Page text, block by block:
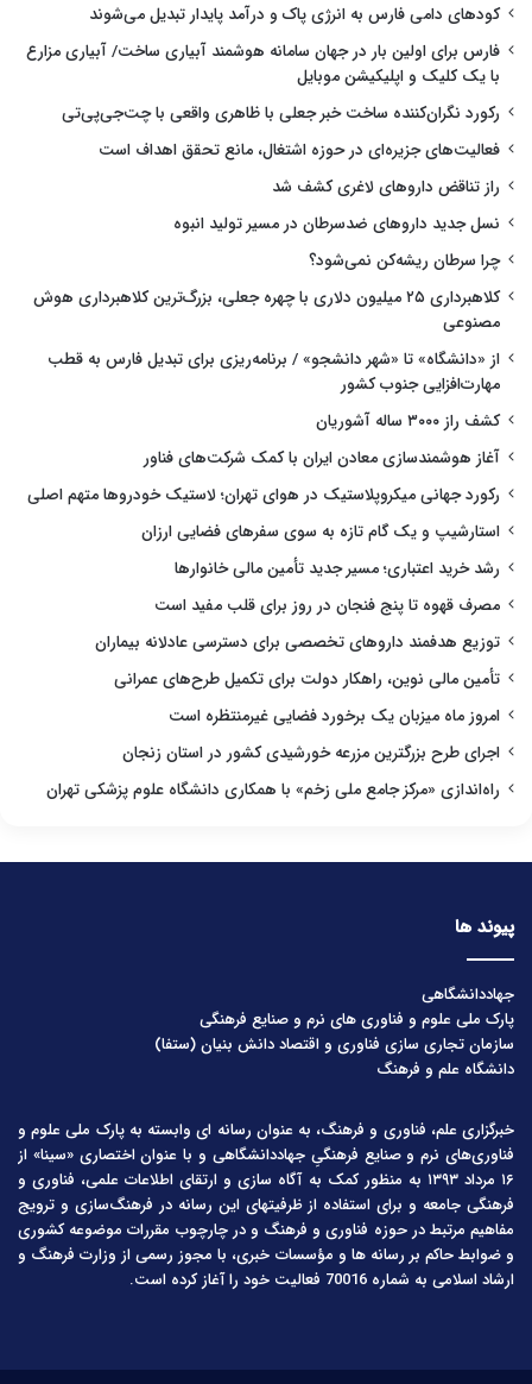
کودهای دامی فارس به انرژی پاک و درآمد پایدار تبدیل می‌شوند
فارس برای اولین بار در جهان سامانه هوشمند آبیاری ساخت/ آبیاری مزارع
با یک کلیک و اپلیکیشن موبایل
رکورد نگران‌کننده ساخت خبر جعلی با ظاهری واقعی با چت‌جی‌پی‌تی
فعالیت‌های جزیره‌ای در حوزه اشتغال، مانع تحقق اهداف است
راز تناقض داروهای لاغری کشف شد
نسل جدید داروهای ضدسرطان در مسیر تولید انبوه
چرا سرطان ریشه‌کن نمی‌شود؟
کلاهبرداری ۲۵ میلیون دلاری با چهره جعلی، بزرگ‌ترین کلاهبرداری هوش
مصنوعی
از «دانشگاه» تا «شهر دانشجو» / برنامه‌ریزی برای تبدیل فارس به قطب
مهارت‌افزایی جنوب کشور
کشف راز ۳۰۰۰ ساله آشوریان
آغاز هوشمندسازی معادن ایران با کمک شرکت‌های فناور
رکورد جهانی میکروپلاستیک در هوای تهران؛ لاستیک خودروها متهم اصلی
استارشیپ و یک گام تازه به سوی سفرهای فضایی ارزان
رشد خرید اعتباری؛ مسیر جدید تأمین مالی خانوارها
مصرف قهوه تا پنج فنجان در روز برای قلب مفید است
توزیع هدفمند داروهای تخصصی برای دسترسی عادلانه بیماران
تأمین مالی نوین، راهکار دولت برای تکمیل طرح‌های عمرانی
امروز ماه میزبان یک برخورد فضایی غیرمنتظره است
اجرای طرح بزرگترین مزرعه خورشیدی کشور در استان زنجان
راه‌اندازی «مرکز جامع ملی زخم» با همکاری دانشگاه علوم پزشکی تهران
پیوند ها
جهاددانشگاهی
پارک ملی علوم و فناوری های نرم و صنایع فرهنگی
سازمان تجاری سازی فناوری و اقتصاد دانش بنیان (ستفا)
دانشگاه علم و فرهنگ
خبرگزاری علم، فناوری و فرهنگ، به عنوان رسانه ای وابسته به پارک ملی علوم و
فناوری‌های نرم و صنایع فرهنگیِ جهاددانشگاهی و با عنوان اختصاری «سینا» از
۱۶ مرداد ۱۳۹۳ به منظور کمک به آگاه سازی و ارتقای اطلاعات علمی، فناوری و
فرهنگی جامعه و برای استفاده از ظرفیتهای این رسانه در فرهنگ‌سازی و ترویج
مفاهیم مرتبط در حوزه فناوری و فرهنگ و در چارچوب مقررات موضوعه کشوری
و ضوابط حاکم بر رسانه ها و مؤسسات خبری، با مجوز رسمی از وزارت فرهنگ و
ارشاد اسلامی به شماره 70016 فعالیت خود را آغاز کرده است.